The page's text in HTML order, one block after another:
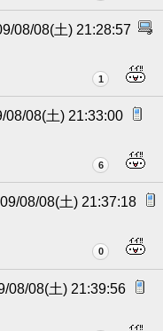
08/08(土) 21:28:57
1
08/08(土) 21:33:00
6
08/08(土) 21:37:18
0
08/08(土) 21:39:56